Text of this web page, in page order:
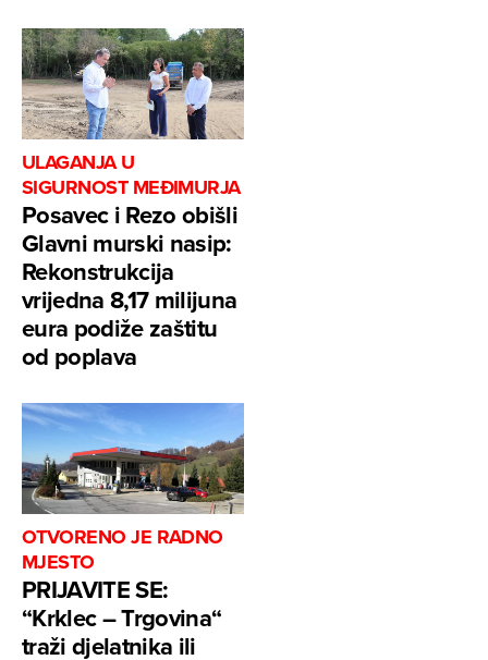
ULAGANJA U
SIGURNOST MEĐIMURJA
Posavec i Rezo obišli
Glavni murski nasip:
Rekonstrukcija
vrijedna 8,17 milijuna
eura podiže zaštitu
od poplava
OTVORENO JE RADNO
MJESTO
PRIJAVITE SE:
“Krklec – Trgovina“
traži djelatnika ili